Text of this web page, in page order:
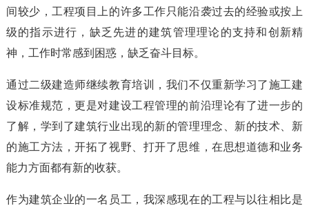
间较少，工程项目上的许多工作只能沿袭过去的经验或按上
级的指示进行，缺乏先进的建筑管理理论的支持和创新精
神，工作时常感到困惑，缺乏奋斗目标。
通过二级建造师继续教育培训，我们不仅重新学习了施工建
设标准规范，更是对建设工程管理的前沿理论有了进一步的
了解，学到了建筑行业出现的新的管理理念、新的技术、新
的施工方法，开拓了视野、打开了思维，在思想道德和业务
能力方面都有新的收获。
作为建筑企业的一名员工，我深感现在的工程与以往相比是